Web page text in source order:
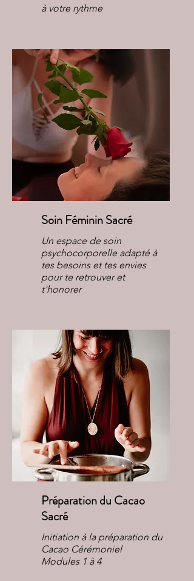
à votre rythme
Soin Féminin Sacré
Un espace de soin
psychocorporelle adapté à
tes besoins et tes envies
pour te retrouver et
t'honorer
Préparation du Cacao
Sacré
Initiation à la préparation du
Cacao Cérémoniel
Modules 1 à 4